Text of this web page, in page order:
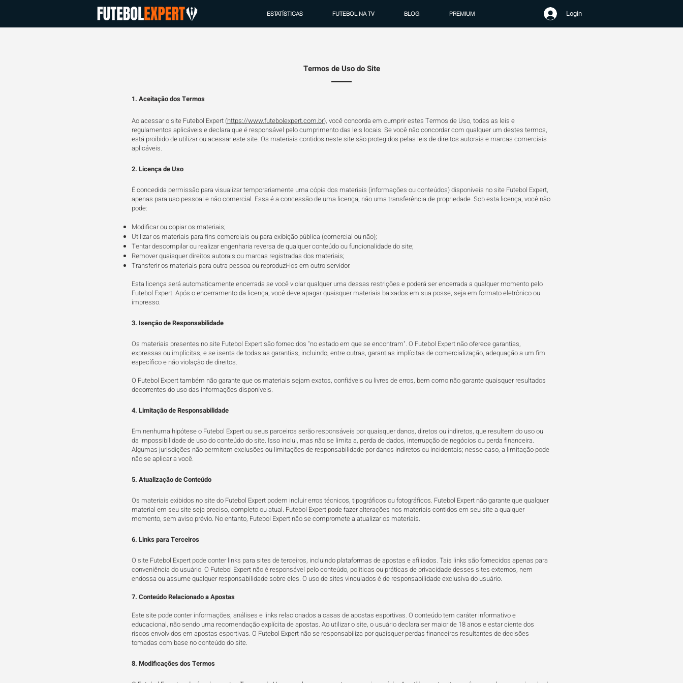
ESTATÍSTICAS FUTEBOL NA TV BLOG PREMIUM Login
Termos de Uso do Site
1. Aceitação dos Termos​
Ao acessar o site Futebol Expert (https://www.futebolexpert.com.br), você concorda em cumprir estes Termos de Uso, todas as leis e
regulamentos aplicáveis e declara que é responsável pelo cumprimento das leis locais. Se você não concordar com qualquer um destes termos,
está proibido de utilizar ou acessar este site. Os materiais contidos neste site são protegidos pelas leis de direitos autorais e marcas comerciais
aplicáveis.
2. Licença de Uso
É concedida permissão para visualizar temporariamente uma cópia dos materiais (informações ou conteúdos) disponíveis no site Futebol Expert,
apenas para uso pessoal e não comercial. Essa é a concessão de uma licença, não uma transferência de propriedade. Sob esta licença, você não
pode:
Modificar ou copiar os materiais;
Utilizar os materiais para fins comerciais ou para exibição pública (comercial ou não);
Tentar descompilar ou realizar engenharia reversa de qualquer conteúdo ou funcionalidade do site;
Remover quaisquer direitos autorais ou marcas registradas dos materiais;
Transferir os materiais para outra pessoa ou reproduzi-los em outro servidor.
Esta licença será automaticamente encerrada se você violar qualquer uma dessas restrições e poderá ser encerrada a qualquer momento pelo
Futebol Expert. Após o encerramento da licença, você deve apagar quaisquer materiais baixados em sua posse, seja em formato eletrônico ou
impresso.
3. Isenção de Responsabilidade
Os materiais presentes no site Futebol Expert são fornecidos "no estado em que se encontram". O Futebol Expert não oferece garantias,
expressas ou implícitas, e se isenta de todas as garantias, incluindo, entre outras, garantias implícitas de comercialização, adequação a um fim
específico e não violação de direitos.
O Futebol Expert também não garante que os materiais sejam exatos, confiáveis ou livres de erros, bem como não garante quaisquer resultados
decorrentes do uso das informações disponíveis.
4. Limitação de Responsabilidade
Em nenhuma hipótese o Futebol Expert ou seus parceiros serão responsáveis por quaisquer danos, diretos ou indiretos, que resultem do uso ou
da impossibilidade de uso do conteúdo do site. Isso inclui, mas não se limita a, perda de dados, interrupção de negócios ou perda financeira.
Algumas jurisdições não permitem exclusões ou limitações de responsabilidade por danos indiretos ou incidentais; nesse caso, a limitação pode
não se aplicar a você.
5. Atualização de Conteúdo
Os materiais exibidos no site do Futebol Expert podem incluir erros técnicos, tipográficos ou fotográficos. Futebol Expert não garante que qualquer
material em seu site seja preciso, completo ou atual. Futebol Expert pode fazer alterações nos materiais contidos em seu site a qualquer
momento, sem aviso prévio. No entanto, Futebol Expert não se compromete a atualizar os materiais.
6. Links para Terceiros
O site Futebol Expert pode conter links para sites de terceiros, incluindo plataformas de apostas e afiliados. Tais links são fornecidos apenas para
conveniência do usuário. O Futebol Expert não é responsável pelo conteúdo, políticas ou práticas de privacidade desses sites externos, nem
endossa ou assume qualquer responsabilidade sobre eles. O uso de sites vinculados é de responsabilidade exclusiva do usuário.​​
7. Conteúdo Relacionado a Apostas
Este site pode conter informações, análises e links relacionados a casas de apostas esportivas. O conteúdo tem caráter informativo e
educacional, não sendo uma recomendação explícita de apostas. Ao utilizar o site, o usuário declara ser maior de 18 anos e estar ciente dos
riscos envolvidos em apostas esportivas. O Futebol Expert não se responsabiliza por quaisquer perdas financeiras resultantes de decisões
tomadas com base no conteúdo do site.
8. Modificações dos Termos